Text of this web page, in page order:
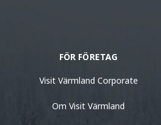
FÖR FÖRETAG
Visit Värmland Corporate
Om Visit Värmland